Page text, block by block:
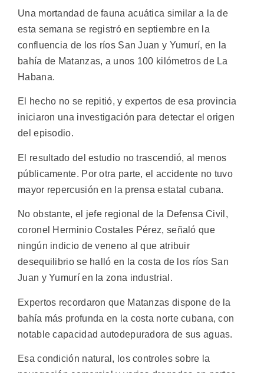
Una mortandad de fauna acuática similar a la de
esta semana se registró en septiembre en la
confluencia de los ríos San Juan y Yumurí, en la
bahía de Matanzas, a unos 100 kilómetros de La
Habana.
El hecho no se repitió, y expertos de esa provincia
iniciaron una investigación para detectar el origen
del episodio.
El resultado del estudio no trascendió, al menos
públicamente. Por otra parte, el accidente no tuvo
mayor repercusión en la prensa estatal cubana.
No obstante, el jefe regional de la Defensa Civil,
coronel Herminio Costales Pérez, señaló que
ningún indicio de veneno al que atribuir
desequilibrio se halló en la costa de los ríos San
Juan y Yumurí en la zona industrial.
Expertos recordaron que Matanzas dispone de la
bahía más profunda en la costa norte cubana, con
notable capacidad autodepuradora de sus aguas.
Esa condición natural, los controles sobre la